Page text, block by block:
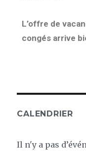
L’offre de
congés arrive
CALENDRIER
Il n'y a pas